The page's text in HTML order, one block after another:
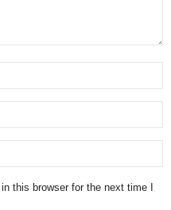
this browser for the next time I